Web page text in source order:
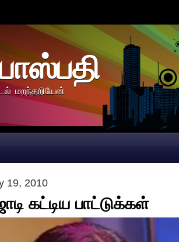
மறந்தறியேன்
19, 2010
கட்டிய பாட்டுக்கள்